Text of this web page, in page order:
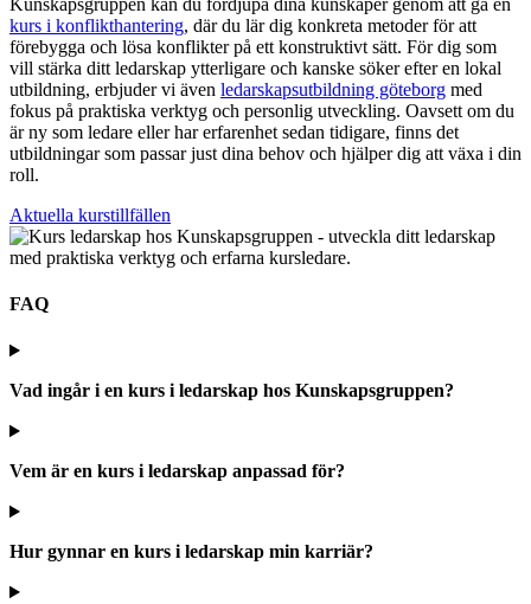
kurs i konflikthantering, där du lär dig konkreta metoder för att
förebygga och lösa konflikter på ett konstruktivt sätt. För dig som
vill stärka ditt ledarskap ytterligare och kanske söker efter en lokal
utbildning, erbjuder vi även ledarskapsutbildning göteborg med
fokus på praktiska verktyg och personlig utveckling. Oavsett om du
är ny som ledare eller har erfarenhet sedan tidigare, finns det
utbildningar som passar just dina behov och hjälper dig att växa i din
roll.
Aktuella kurstillfällen
FAQ
Vad ingår i en kurs i ledarskap hos Kunskapsgruppen?
Vem är en kurs i ledarskap anpassad för?
Hur gynnar en kurs i ledarskap min karriär?